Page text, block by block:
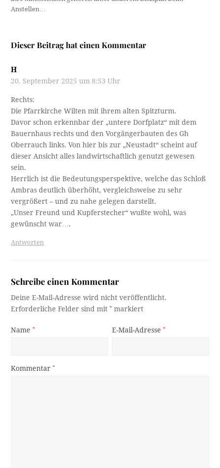
Anstellen…
Dieser Beitrag hat einen Kommentar
H
20. September 2025 um 8:53 Uhr
Rechts:
Die Pfarrkirche Wilten mit ihrem alten Spitzturm.
Davor schon erkennbar der „untere Dorfplatz“ mit dem
Bauernhaus rechts und den Vorgängerbauten des Gh
Oberrauch links. Von hier bis zur „Neustadt“ scheint auf
dieser Ansicht alles landwirtschaftlich genutzt gewesen
sein.
Herrlich ist die Bedeutungsperspektive, welche das Schloß
Ambras deutlich überhöht, vergleichsweise zu sehr
vergrößert – und zu nahe gelegen darstellt.
„Unser Freund und Kupferstecher“ wußte wohl, was
gewünscht war….
Antworten
Schreibe einen Kommentar
Deine E-Mail-Adresse wird nicht veröffentlicht.
Erforderliche Felder sind mit* markiert
Name* E-Mail-Adresse*
Kommentar*